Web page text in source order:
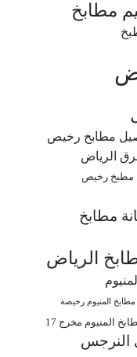
مطابخ
مطابخ رخيص
الرياض
مطبخ رخيص
مطابخ
الرياض
مطابخ المنيوم رخيصة
المنيوم مخرج 17
النرجس